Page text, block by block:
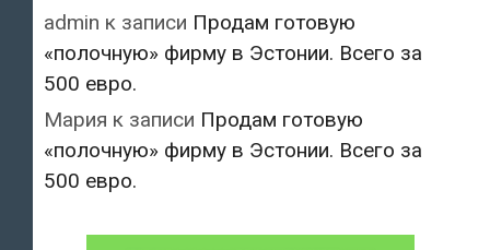
admin к записи Продам готовую
«полочную» фирму в Эстонии. Всего за
500 евро.
Мария к записи Продам готовую
«полочную» фирму в Эстонии. Всего за
500 евро.